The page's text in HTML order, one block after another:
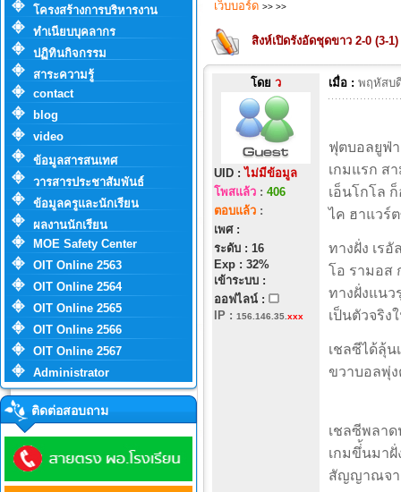
โครงสร้างการบริหารงาน
ทำเนียบบุคลากร
ปฏิทินกิจกรรม
สาระความรู้
contact
blog
video
ข้อมูลสารสนเทศ
วารสารประชาสัมพันธ์
ข้อมูลครูและนักเรียน
ผลงานนักเรียน
MOE Safety Center
OIT Online 2563
OIT Online 2564
OIT Online 2565
OIT Online 2566
OIT Online 2567
Administrator
ติดต่อสอบถาม
เว็บบอร์ด >> >>
สิงห์เปิดรังอัดชุดขาว 2-0 (3-
โดย ว
UID :ไม่มีข้อมูล
โพสแล้ว: 406
ตอบแล้ว:
เพศ :
ระดับ : 16
Exp : 32%
เข้าระบบ :
ออฟไลน์ :
IP : 156.146.35. xxx
เมื่อ : พฤหัสบ
ฟุตบอลยูฟ่
เกมแรก ส
เอ็นโกโล
ไค ฮาแวร์
ทางฝั่ง เร
โอ รามอส
ทางฝั่งแนว
เป็นตัวจริง
เชลซีได้ลุ้
ขวาบอลพุ่
เชลซีพลาด
เกมขึ่้นมาฝั่
สัญญาณจา